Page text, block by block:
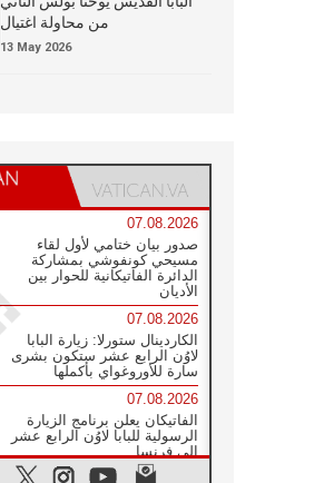
من محاولة اغتيال
13 May 2026
07.08.2026
صدور بيان ختامي لأول لقاء
مسيحي كونفوشي بمشاركة
الدائرة الفاتيكانية للحوار بين
الأديان
07.08.2026
الكاردينال ستورلا: زيارة البابا
لاوُن الرابع عشر ستكون بشرى
سارة للأوروغواي بأكملها
07.08.2026
الفاتيكان يعلن برنامج الزيارة
الرسولية للبابا لاوُن الرابع عشر
إلى فرنسا
07.08.2026